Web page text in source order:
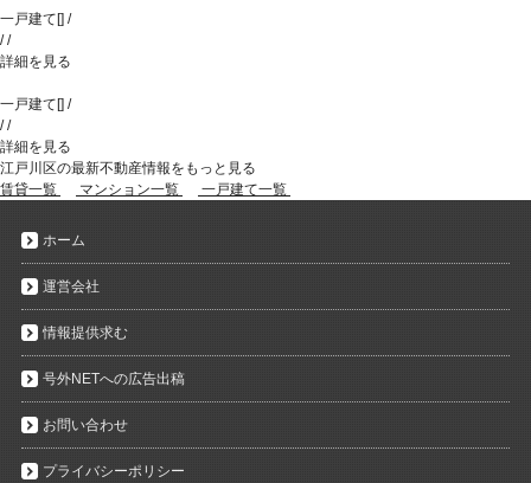
一戸建て [] /
//
詳細を見る
一戸建て [] /
//
詳細を見る
江戸川区の最新不動産情報をもっと見る
賃貸一覧
マンション一覧 一戸建て一覧
ホーム
運営会社
情報提供求む
号外NETへの広告出稿
お問い合わせ
プライバシーポリシー